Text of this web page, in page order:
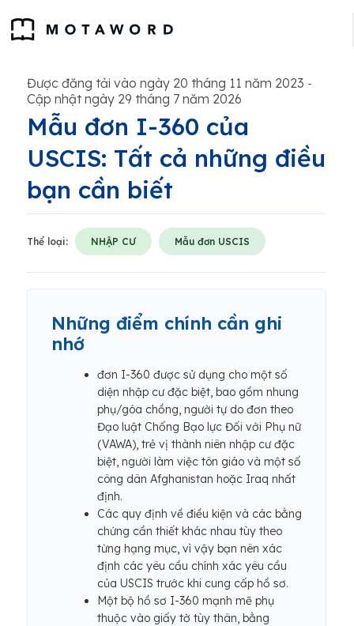
Được đăng tải vào ngày 20 tháng 11 năm 2023 -
Cập nhật ngày 29 tháng 7 năm 2026
Mẫu đơn I-360 của
USCIS: Tất cả những điều
bạn cần biết
Thể loại: NHẬP CƯ Mẫu đơn USCIS
Những điểm chính cần ghi
nhớ
đơn I-360 được sử dụng cho một số
diện nhập cư đặc biệt, bao gồm nhung
phụ/góa chồng, người tự do đơn theo
Đạo luật Chống Bạo lực Đối với Phụ nữ
(VAWA), trẻ vị thành niên nhập cư đặc
biệt, người làm việc tôn giáo và một số
công dân Afghanistan hoặc Iraq nhất
định.
Các quy định về điều kiện và các bằng
chứng cần thiết khác nhau tùy theo
từng hạng mục, vì vậy bạn nên xác
định các yêu cầu chính xác yêu cầu
của USCIS trước khi cung cấp hồ sơ.
Một bộ hồ sơ I-360 mạnh mẽ phụ
thuộc vào giấy tờ tùy thân, bằng